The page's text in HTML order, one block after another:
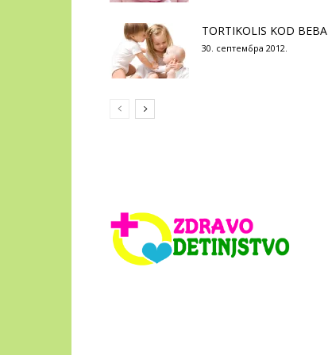
TORTIKOLIS KOD BEBA
30. септембра 2012.